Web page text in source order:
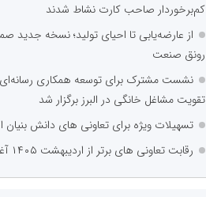
کم‌برخوردار صاحب کارت نشاط شدند
از عارضه‌یابی تا احیای تولید؛ نسخه جدید
رونق صنعت
نشست مشترک برای توسعه همکاری
تقویت مشاغل خانگی در البرز برگزار شد
تسهیلات ویژه برای تعاونی های دانش بنیان
رقابت تعاونی های برتر از اردیبهشت ۱۴۰۵ آغاز می شود